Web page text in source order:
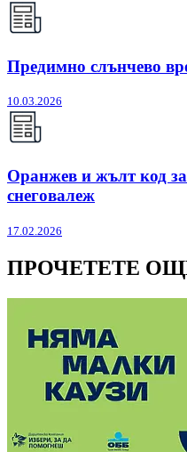
Предимно слънчево
10.03.2026
Оранжев и жълт код
снеговалеж
17.02.2026
ПРОЧЕТЕТЕ